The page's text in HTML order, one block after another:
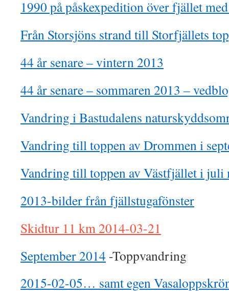
1990 på påskexpedition över fjället
Från Storsjöns strand till Storfjällets
44 år senare – vintern 2013
44 år senare – sommaren 2013 –
Vandring i Bastudalens
Vandring till toppen av Drommen i
Vandring till toppen av Västfjället i juli
2013-bilder från fjällstugafönster
Skidtur 11 km 2014-03-21
September 2014 -Toppvandring
2015-02-05… samt egen